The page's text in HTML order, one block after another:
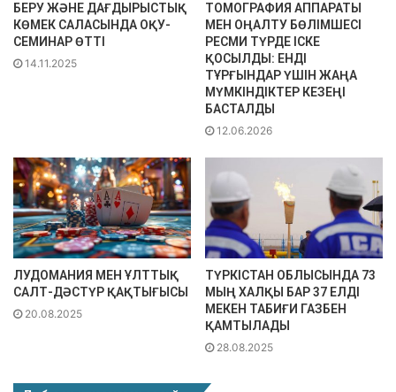
БЕРУ ЖӘНЕ ДАҒДЫРЫСТЫҚ
КӨМЕК САЛАСЫНДА ОҚУ-
СЕМИНАР ӨТТІ
14.11.2025
ТОМОГРАФИЯ АППАРАТЫ
МЕН ОҢАЛТУ БӨЛІМШЕСІ
РЕСМИ ТҮРДЕ ІСКЕ
ҚОСЫЛДЫ: ЕНДІ
ТҰРҒЫНДАР ҮШІН ЖАҢА
МҮМКІНДІКТЕР КЕЗЕҢІ
БАСТАЛДЫ
12.06.2026
ЛУДОМАНИЯ МЕН ҰЛТТЫҚ
САЛТ-ДӘСТҮР ҚАҚТЫҒЫСЫ
20.08.2025
ТҮРКІСТАН ОБЛЫСЫНДА 73
МЫҢ ХАЛҚЫ БАР 37 ЕЛДІ
МЕКЕН ТАБИҒИ ГАЗБЕН
ҚАМТЫЛАДЫ
28.08.2025